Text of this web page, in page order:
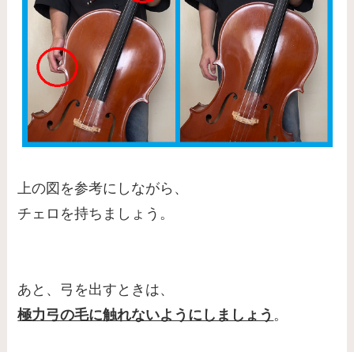
上の図を参考にしながら、
チェロを持ちましょう。
あと、弓を出すときは、
極力弓の毛に触れないようにしましょう 。